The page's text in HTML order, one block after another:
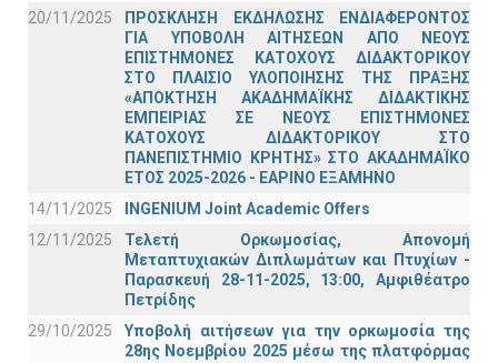
20/11/2025
ΠΡΟΣΚΛΗΣΗ ΕΚΔΗΛΩΣΗΣ ΕΝΔΙΑΦΕΡΟΝΤΟΣ
ΓΙΑ ΥΠΟΒΟΛΗ ΑΙΤΗΣΕΩΝ ΑΠΟ ΝΕΟΥΣ
ΕΠΙΣΤΗΜΟΝΕΣ ΚΑΤΟΧΟΥΣ ΔΙΔΑΚΤΟΡΙΚΟΥ
ΣΤΟ ΠΛΑΙΣΙΟ ΥΛΟΠΟΙΗΣΗΣ ΤΗΣ ΠΡΑΞΗΣ
«ΑΠΟΚΤΗΣΗ ΑΚΑΔΗΜΑΪΚΗΣ ΔΙΔΑΚΤΙΚΗΣ
ΕΜΠΕΙΡΙΑΣ ΣΕ ΝΕΟΥΣ ΕΠΙΣΤΗΜΟΝΕΣ
ΚΑΤΟΧΟΥΣ ΔΙΔΑΚΤΟΡΙΚΟΥ ΣΤΟ
ΠΑΝΕΠΙΣΤΗΜΙΟ ΚΡΗΤΗΣ» ΣΤΟ ΑΚΑΔΗΜΑΪΚΟ
ΕΤΟΣ 2025-2026 - ΕΑΡΙΝΟ ΕΞΑΜΗΝΟ
14/11/2025
INGENIUM Joint Academic Offers
12/11/2025
Τελετή Ορκωμοσίας, Απονομή
Μεταπτυχιακών Διπλωμάτων και Πτυχίων -
Παρασκευή 28-11-2025, 13:00, Αμφιθέατρο
Πετρίδης
29/10/2025
Υποβολή αιτήσεων για την ορκωμοσία της
28ης Νοεμβρίου 2025 μέσω της πλατφόρμας